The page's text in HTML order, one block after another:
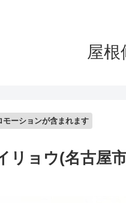
屋
モーションが含まれます
リョウ(名古屋